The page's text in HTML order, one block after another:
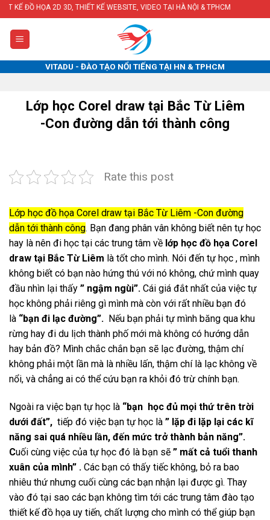
Skip
to
content
2D 3D, THIẾT KẾ WEBSITE, VIDEO TẠI HÀ NỘI & TPHCM
VITADU - ĐÀO TẠO NỔI TIẾNG TẠI HN & TPHCM
Lớp học Corel draw tại Bắc Từ Liêm
-Con đường dẫn tới thành công
Rate this post
Lớp học đồ họa Corel draw tại Bắc Từ Liêm -Con đường
dẫn tới thành công. Bạn đang phân vân không biết nên tự học
hay là nên đi học tại các trung tâm về lớp học đồ họa Corel
draw tại Bắc Từ Liêm là tốt cho mình. Nói đến tự học , mình
không biết có bạn nào hứng thú với nó không, chứ mình quay
đầu nhìn lại thấy ” ngậm ngùi”. Cái giá đắt nhất của việc tự
học không phải riêng gì mình mà còn với rất nhiều bạn đó
là “bạn đi lạc đường”. Nếu bạn phải tự mình băng qua khu
rừng hay đi du lịch thành phố mới mà không có hướng dẫn
hay bản đồ? Mình chắc chắn bạn sẽ lạc đường, thậm chí
không phải một lần mà là nhiều lấn, thậm chí là lạc không về
nổi, và chẳng ai có thể cứu bạn ra khỏi đó trừ chính bạn.
Ngoài ra việc bạn tự học là “bạn học đủ mọi thứ trên trời
dưới đất”, tiếp đó việc bạn tự học là ” lặp đi lặp lại các kĩ
năng sai quá nhiều lần, đến mức trở thành bản năng”.
Cuối cùng việc của tự học đó là bạn sẽ ” mất cả tuổi thanh
xuân của mình” . Các bạn có thấy tiếc không, bỏ ra bao
nhiêu thứ nhưng cuối cùng các bạn nhận lại được gì. Thay
vào đó tại sao các bạn không tìm tới các trung tâm đào tạo
thiết kế đồ họa uy tiến, chất lượng cho mình có thể giúp bạn